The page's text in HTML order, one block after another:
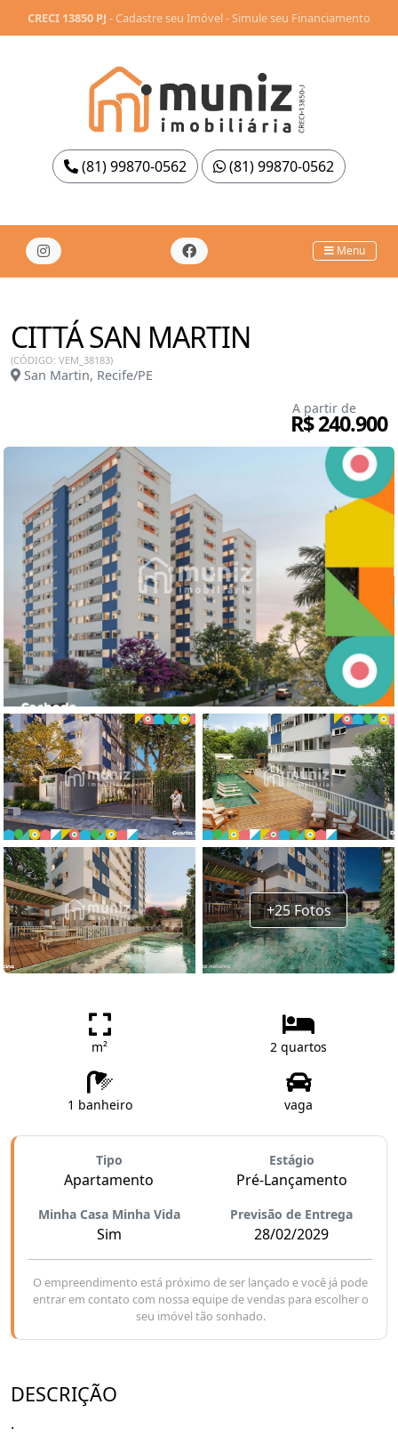
CRECI 13850 PJ -Cadastre seu Imóvel-Simule seu Financiamento
(81) 99870-0562 (81) 99870-0562
Menu
CITTÁ SAN MARTIN
(CÓDIGO: VEM_38183)
San Martin, Recife/PE
A partir de
R$ 240.900
+25 Fotos
m² 2 quartos
1 banheiro vaga
Tipo
Apartamento
Estágio
Pré-Lançamento
Minha Casa Minha Vida
Sim
Previsão de Entrega
28/02/2029
O empreendimento está próximo de ser lançado e você já pode
entrar em contato com nossa equipe de vendas para escolher o
seu imóvel tão sonhado.
DESCRIÇÃO
.